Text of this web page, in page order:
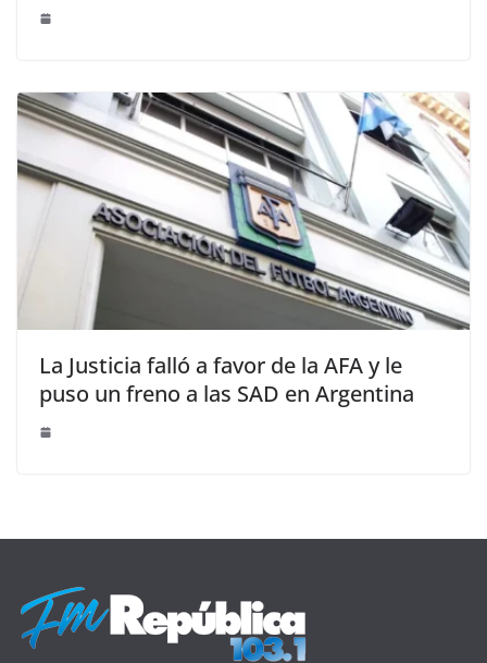
La Justicia falló a favor de la AFA y le
puso un freno a las SAD en Argentina